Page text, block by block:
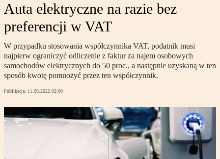
Auta elektryczne na razie bez
preferencji w VAT
W przypadku stosowania współczynnika VAT, podatnik musi
najpierw ograniczyć odliczenie z faktur za najem osobowych
samochodów elektrycznych do 50 proc., a następnie uzyskaną w ten
sposób kwotę pomnożyć przez ten współczynnik.
Publikacja: 11.09.2022 02:00